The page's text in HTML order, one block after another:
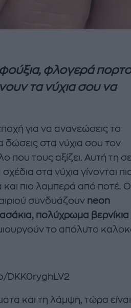
φλογερά
τα νύχια σου να
για να ανανεώσεις το
δώσεις στα νύχια σου τον
που τους αξίζει. Αυτή τη
στα νύχια γίνονται
πιο λαμπερά από ποτέ.
συνδυάζουν neon
πολύχρωμα βερνίκια
το απόλυτο
DKK0ryghLV2
και τη λάμψη, τώρα
ΔΑΦΝΗ ΚΑΡΑΒΟΚΥΡΗ
Nτίνα Νικολάου: «Όταν